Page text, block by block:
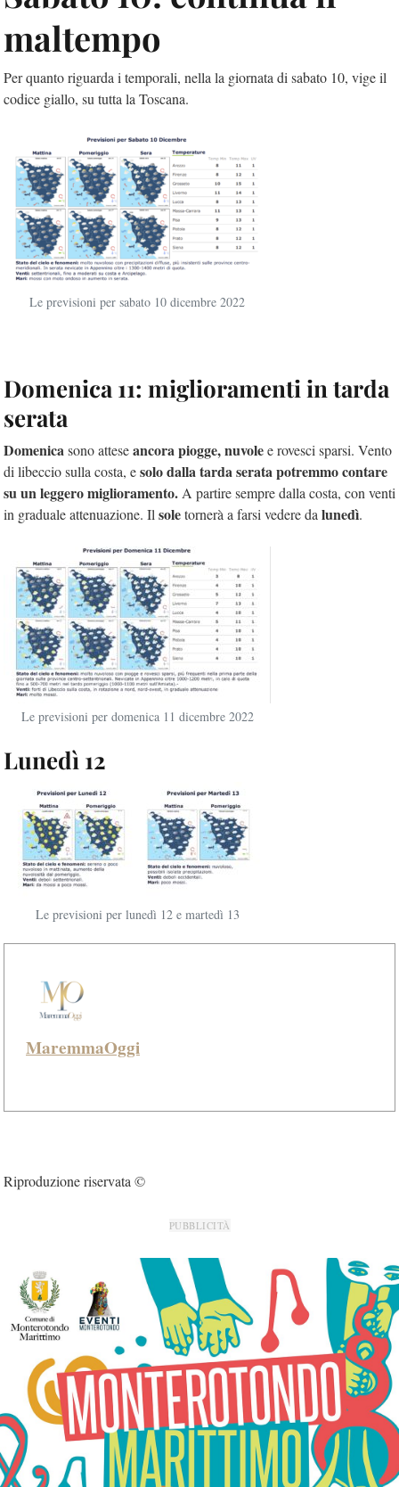
maltempo
Per quanto riguarda i temporali, nella la giornata di sabato 10, vige il
codice giallo, su tutta la Toscana.
Le previsioni per sabato 10 dicembre 2022
Domenica 11: miglioramenti in tarda
serata
Domenicasono atteseancora piogge, nuvolee rovesci sparsi. Vento
di libeccio sulla costa, esolo dalla tarda serata potremmo contare
su un leggero miglioramento. A partire sempre dalla costa, con venti
in graduale attenuazione. Il soletornerà a farsi vedere da lunedì.
Le previsioni per domenica 11 dicembre 2022
Lunedì 12
Le previsioni per lunedì 12 e martedì 13
MaremmaOggi
Riproduzione riservata ©
PUBBLICITÀ